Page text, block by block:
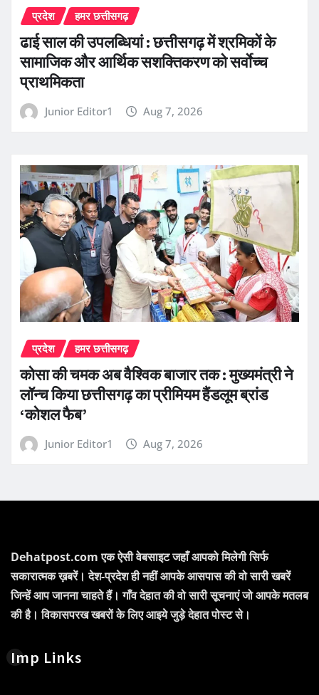
प्रदेश हमर छत्तीसगढ़
ढाई साल की उपलब्धियां : छत्तीसगढ़ में श्रमिकों के
सामाजिक और आर्थिक सशक्तिकरण को सर्वाेच्च
प्राथमिकता
Junior Editor1 Aug 7, 2026
प्रदेश हमर छत्तीसगढ़
कोसा की चमक अब वैश्विक बाजार तक : मुख्यमंत्री ने
लॉन्च किया छत्तीसगढ़ का प्रीमियम हैंडलूम ब्रांड
‘कोशल फैब’
Junior Editor1 Aug 7, 2026
Dehatpost.com एक ऐसी वेबसाइट जहाँ आपको मिलेगी सिर्फ
सकारात्मक ख़बरें। देश-प्रदेश ही नहीं आपके आसपास की वो सारी खबरें
जिन्हें आप जानना चाहते हैं। गाँव देहात की वो सारी सूचनाएं जो आपके मतलब
की है। विकासपरख खबरों के लिए आइये जुड़े देहात पोस्ट से।
Imp Links